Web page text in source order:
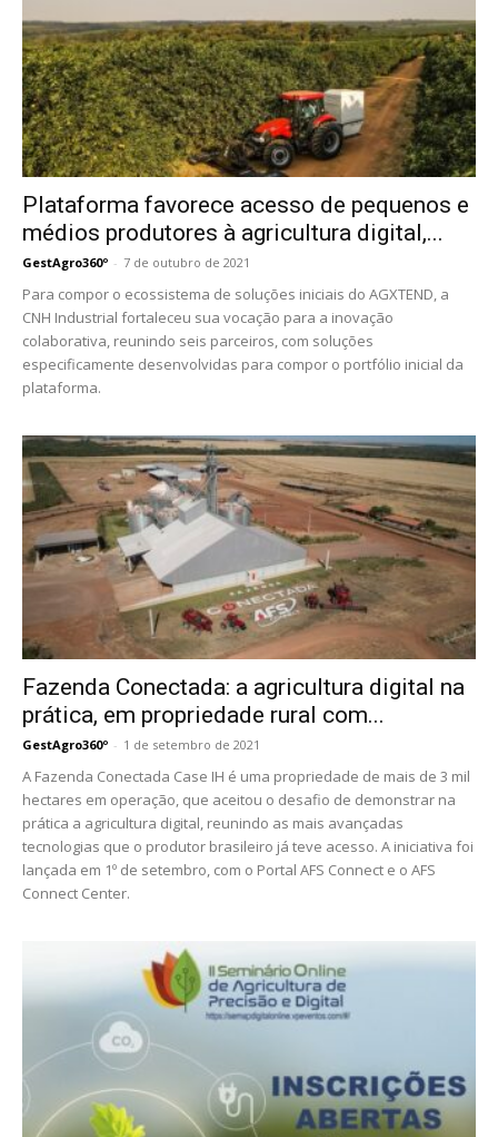
Plataforma favorece acesso de pequenos e
médios produtores à agricultura digital,...
GestAgro360º - 7 de outubro de 2021
Para compor o ecossistema de soluções iniciais do AGXTEND, a
CNH Industrial fortaleceu sua vocação para a inovação
colaborativa, reunindo seis parceiros, com soluções
especificamente desenvolvidas para compor o portfólio inicial da
plataforma.
Fazenda Conectada: a agricultura digital na
prática, em propriedade rural com...
GestAgro360º - 1 de setembro de 2021
A Fazenda Conectada Case IH é uma propriedade de mais de 3 mil
hectares em operação, que aceitou o desafio de demonstrar na
prática a agricultura digital, reunindo as mais avançadas
tecnologias que o produtor brasileiro já teve acesso. A iniciativa foi
lançada em 1º de setembro, com o Portal AFS Connect e o AFS
Connect Center.